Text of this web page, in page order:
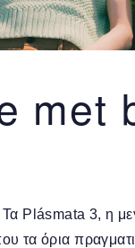
met
Plásmata 3, η
τα όρια